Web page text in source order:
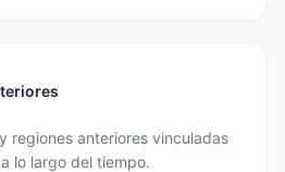
regiones anteriores vinculadas
lo largo del tiempo.